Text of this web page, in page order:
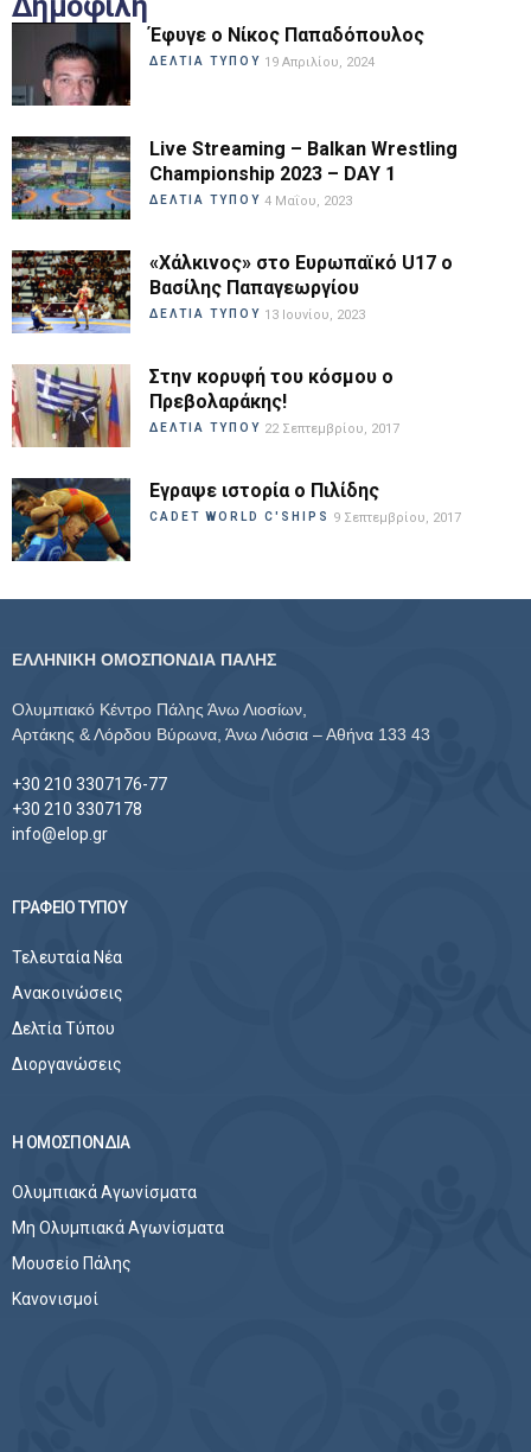
Δημοφιλή
Έφυγε ο Νίκος Παπαδόπουλος
ΔΕΛΤΙΑ ΤΥΠΟΥ 19 Απριλίου, 2024
Live Streaming – Balkan Wrestling
Championship 2023 – DAY 1
ΔΕΛΤΙΑ ΤΥΠΟΥ 4 Μαΐου, 2023
«Χάλκινος» στο Ευρωπαϊκό U17 ο
Βασίλης Παπαγεωργίου
ΔΕΛΤΙΑ ΤΥΠΟΥ 13 Ιουνίου, 2023
Στην κορυφή του κόσμου ο
Πρεβολαράκης!
ΔΕΛΤΙΑ ΤΥΠΟΥ 22 Σεπτεμβρίου, 2017
Εγραψε ιστορία ο Πιλίδης
CADET WORLD C'SHIPS 9 Σεπτεμβρίου, 2017
ΕΛΛΗΝΙΚΗ ΟΜΟΣΠΟΝΔΙΑ ΠΑΛΗΣ
Ολυμπιακό Κέντρο Πάλης Άνω Λιοσίων,
Αρτάκης & Λόρδου Βύρωνα, Άνω Λιόσια – Αθήνα 133 43
+30 210 3307176-77
+30 210 3307178
info@elop.gr
ΓΡΑΦΕΙΟ ΤΥΠΟΥ
Τελευταία Νέα
Ανακοινώσεις
Δελτία Τύπου
Διοργανώσεις
Η ΟΜΟΣΠΟΝΔΙΑ
Ολυμπιακά Αγωνίσματα
Μη Ολυμπιακά Αγωνίσματα
Μουσείο Πάλης
Κανονισμοί